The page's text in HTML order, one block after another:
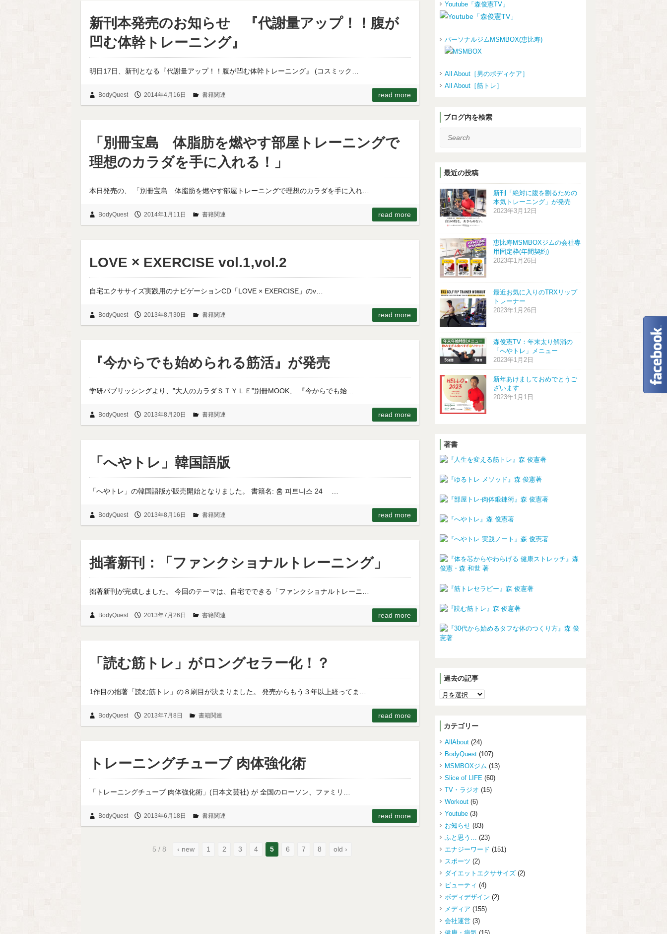
新刊本発売のお知らせ 『代謝量アップ！！腹が
凹む体幹トレーニング』
明日17日、新刊となる『代謝量アップ！！腹が凹む体幹トレーニング』 (コスミック…
BodyQuest 2014年4月16日 書籍関連 read more
「別冊宝島 体脂肪を燃やす部屋トレーニングで
理想のカラダを手に入れる！」
本日発売の、 「別冊宝島 体脂肪を燃やす部屋トレーニングで理想のカラダを手に入れ…
BodyQuest 2014年1月11日 書籍関連 read more
LOVE × EXERCISE vol.1,vol.2
自宅エクササイズ実践用のナビゲーションCD「LOVE × EXERCISE」のv…
BodyQuest 2013年8月30日 書籍関連 read more
『今からでも始められる筋活』が発売
学研パブリッシングより、”大人のカラダＳＴＹＬＥ”別冊MOOK、 『今からでも始…
BodyQuest 2013年8月20日 書籍関連 read more
「へやトレ」韓国語版
「へやトレ」の韓国語版が販売開始となりました。 書籍名: 홈 피트니스 24 …
BodyQuest 2013年8月16日 書籍関連 read more
拙著新刊：「ファンクショナルトレーニング」
拙著新刊が完成しました。 今回のテーマは、自宅でできる「ファンクショナルトレーニ…
BodyQuest 2013年7月26日 書籍関連 read more
「読む筋トレ」がロングセラー化！？
1作目の拙著「読む筋トレ」の８刷目が決まりました。 発売からもう３年以上経ってま…
BodyQuest 2013年7月8日 書籍関連 read more
トレーニングチューブ 肉体強化術
「トレーニングチューブ 肉体強化術」(日本文芸社) が 全国のローソン、ファミリ…
BodyQuest 2013年6月18日 書籍関連 read more
5 / 8 ‹ new 1 2 3 4 5 6 7 8 old ›
Youtube「森俊憲TV」
パーソナルジムMSMBOX(恵比寿)
All About［男のボディケア］
All About［筋トレ］
ブログ内を検索
Search
最近の投稿
新刊「絶対に腹を割るための
本気トレーニング」が発売
2023年3月12日
恵比寿MSMBOXジムの会社専
用固定枠(年間契約)
2023年1月26日
最近お気に入りのTRXリップ
トレーナー
2023年1月26日
森俊憲TV：年末太り解消の
「へやトレ」メニュー
2023年1月2日
新年あけましておめでとうご
ざいます
2023年1月1日
著書
過去の記事
カテゴリー
AllAbout(24)
BodyQuest(107)
MSMBOXジム (13)
Slice of LIFE (60)
TV・ラジオ (15)
Workout(6)
Youtube(3)
お知らせ(83)
ふと思う…
(23)
エナジーワード (151)
スポーツ (2)
ダイエットエクササイズ(2)
ビューティ (4)
ボディデザイン (2)
メディア (155)
会社運営(3)